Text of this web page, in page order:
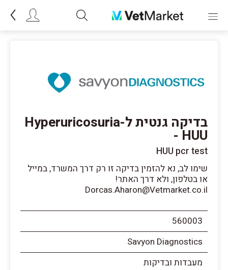
בדיקה גנטית ל-Hyperuricosuria
- HUU
HUU pcr test
שימו לב, נא להזמין בדיקה זו רק דרך המשרד, במייל
או בטלפון, ולא דרך האתר!
Dorcas.Aharon@Vetmarket.co.il
560003
Savyon Diagnostics
מעבדות ובדיקות